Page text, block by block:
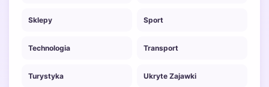
Sklepy Sport
Technologia Transport
Turystyka Ukryte Zajawki